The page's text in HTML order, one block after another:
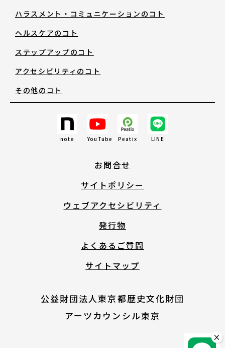
アートノトについて
MESSAGE
やさしい日本語
アートノトについて
ハラスメント・コミュニケーションのコト
ヘルスケアのコト
ステップアップのコト
アクセシビリティのコト
その他のコト
note YouTube Peatix LINE
お問合せ
サイトポリシー
ウェブアクセシビリティ
発行物
よくあるご質問
サイトマップ
公益財団法人東京都歴史文化財団
アーツカウンシル東京
×